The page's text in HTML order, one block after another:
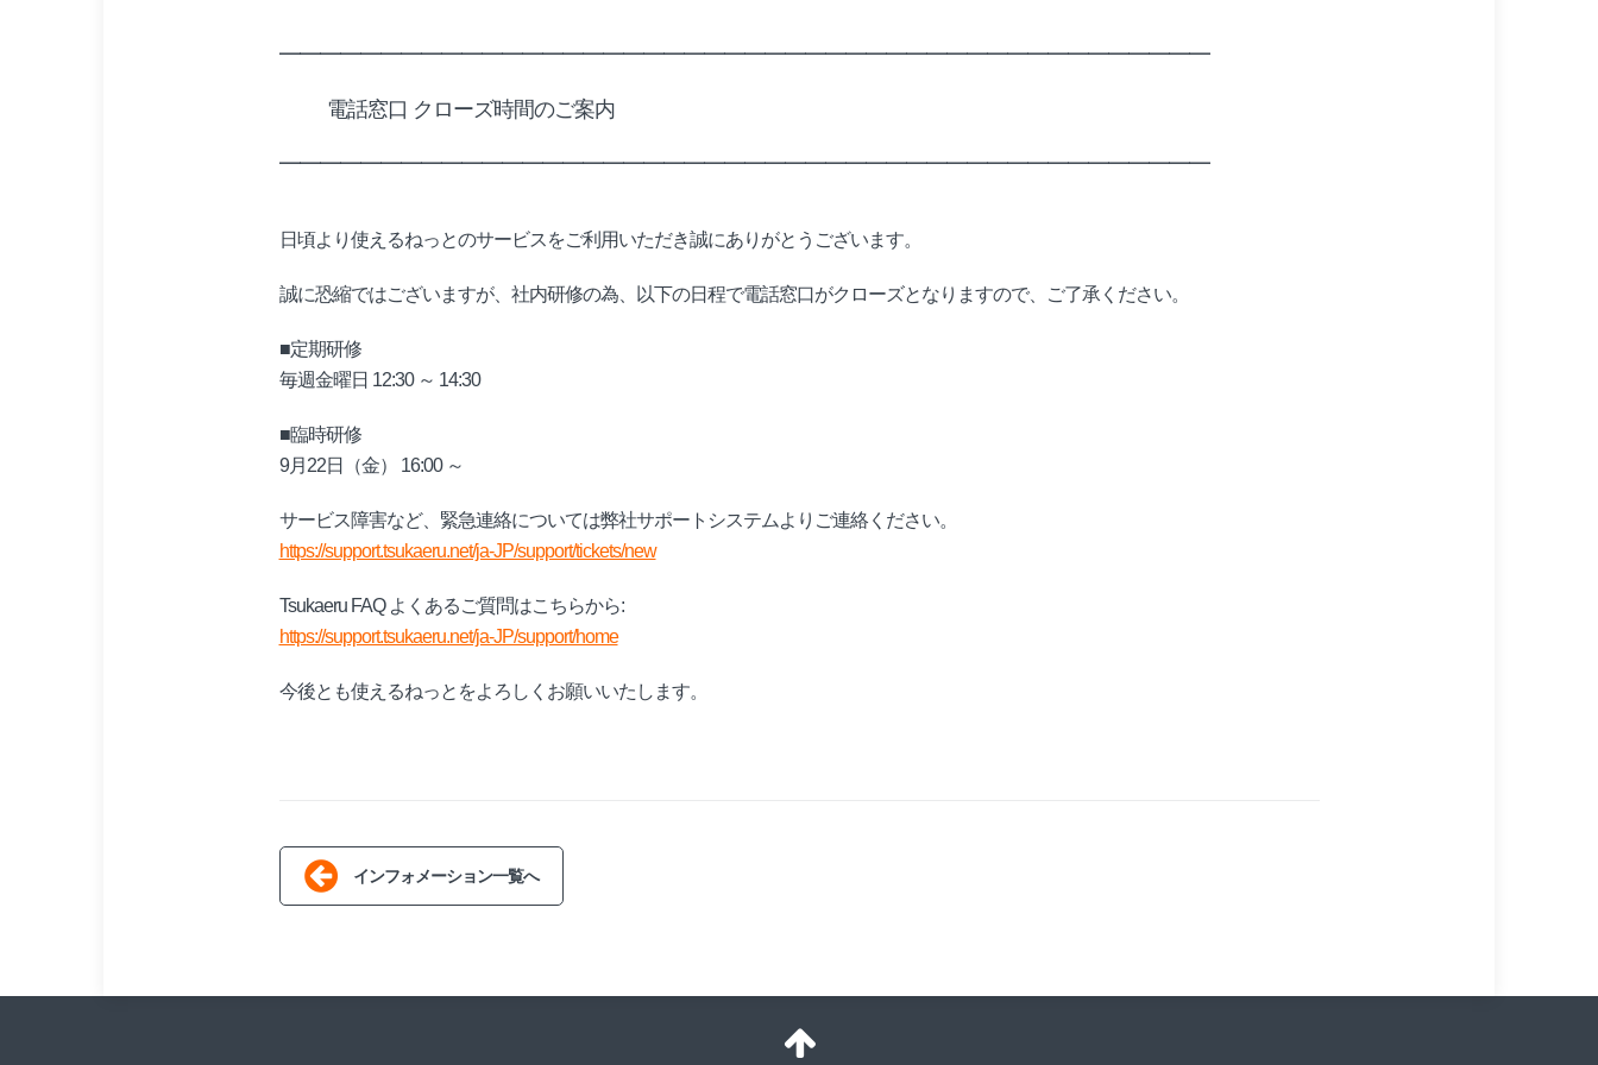
━━━━━━━━━━━━━━━━━━━━━━━━━━━━━━━━━━━━━━━━━━━━━━
電話窓口 クローズ時間のご案内
━━━━━━━━━━━━━━━━━━━━━━━━━━━━━━━━━━━━━━━━━━━━━━
日頃より使えるねっとのサービスをご利用いただき誠にありがとうございます。
誠に恐縮ではございますが、社内研修の為、以下の日程で電話窓口がクローズとなりますので、ご了承ください。
■定期研修
毎週金曜日 12:30 ～ 14:30
■臨時研修
9月22日（金） 16:00 ～
サービス障害など、緊急連絡については弊社サポートシステムよりご連絡ください。
https://support.tsukaeru.net/ja-JP/support/tickets/new
Tsukaeru FAQ よくあるご質問はこちらから:
https://support.tsukaeru.net/ja-JP/support/home
今後とも使えるねっとをよろしくお願いいたします。
インフォメーション一覧へ